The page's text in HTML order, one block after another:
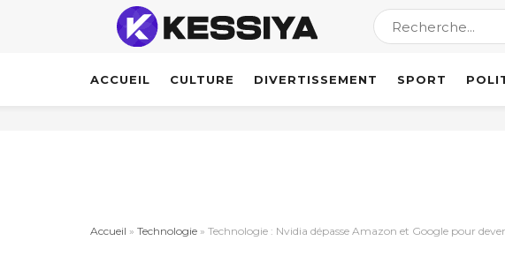
ACCUEIL CULTURE DIVERTISSEMENT SPORT
Accueil » Technologie » Technologie : Nvidia dépasse Amazon et Google pour